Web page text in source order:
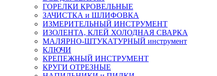
ГОРЕЛКИ КРОВЕЛЬНЫЕ
ЗАЧИСТКА и ШЛИФОВКА
ИЗМЕРИТЕЛЬНЫЙ ИНСТРУМЕНТ
ИЗОЛЕНТА, КЛЕЙ ХОЛОДНАЯ СВАРКА
МАЛЯРНО-ШТУКАТУРНЫЙ инструмент
КЛЮЧИ
КРЕПЕЖНЫЙ ИНСТРУМЕНТ
КРУГИ ОТРЕЗНЫЕ